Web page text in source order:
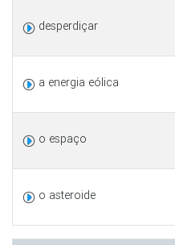
desperdiçar
a energia eólica
o espaço
o asteroide